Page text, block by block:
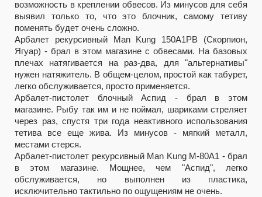
возможность в креплении обвесов. Из минусов для себя
выявил только то, что это блочник, самому тетиву
поменять будет очень сложно.
Арбалет рекурсивный Man Kung 150A1PB (Скорпион,
Ягуар) - брал в этом магазине с обвесами. На базовых
плечах натягивается на раз-два, для "альтернативы"
нужен натяжитель. В общем-целом, простой как табурет,
легко обслуживается, просто применяется.
Арбалет-пистолет блочный Аспид - брал в этом
магазине. Рыбу так им и не поймал, шариками стреляет
через раз, спустя три года неактивного использования
тетива все еще жива. Из минусов - мягкий металл,
местами стерся.
Арбалет-пистолет рекурсивный Man Kung M-80A1 - брал
в этом магазине. Мощнее, чем "Аспид", легко
обслуживается, но выполнен из пластика,
исключительно тактильно по ощущениям не очень.